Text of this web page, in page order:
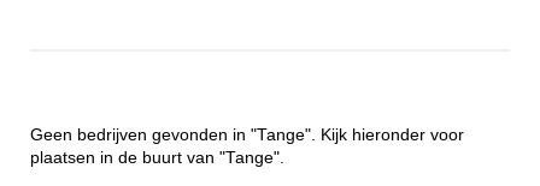
Geen bedrijven gevonden in "Tange". Kijk hieronder voor
plaatsen in de buurt van "Tange".